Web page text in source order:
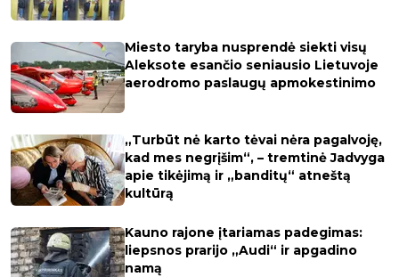
Miesto taryba nusprendė siekti visų
Aleksote esančio seniausio Lietuvoje
aerodromo paslaugų apmokestinimo
„Turbūt nė karto tėvai nėra pagalvoję,
kad mes negrįšim“, – tremtinė Jadvyga
apie tikėjimą ir „banditų“ atneštą
kultūrą
Kauno rajone įtariamas padegimas:
liepsnos prarijo „Audi“ ir apgadino
namą